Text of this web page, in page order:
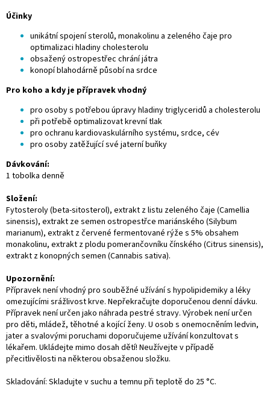
Účinky
unikátní spojení sterolů, monakolinu a zeleného čaje pro
optimalizaci hladiny cholesterolu
obsažený ostropestřec chrání játra
konopí blahodárně působí na srdce
Pro koho a kdy je přípravek vhodný
pro osoby s potřebou úpravy hladiny triglyceridů a cholesterolu
při potřebě optimalizovat krevní tlak
pro ochranu kardiovaskulárního systému, srdce, cév
pro osoby zatěžující své jaterní buňky
Dávkování:
1 tobolka denně
Složení:
Fytosteroly (beta-sitosterol), extrakt z listu zeleného čaje (Camellia
sinensis), extrakt ze semen ostropestřce mariánského (Silybum
marianum), extrakt z červené fermentované rýže s 5% obsahem
monakolinu, extrakt z plodu pomerančovníku čínského (Citrus sinensis),
extrakt z konopných semen (Cannabis sativa).
Upozornění:
Přípravek není vhodný pro souběžné užívání s hypolipidemiky a léky
omezujícími srážlivost krve. Nepřekračujte doporučenou denní dávku.
Přípravek není určen jako náhrada pestré stravy. Výrobek není určen
pro děti, mládež, těhotné a kojící ženy. U osob s onemocněním ledvin,
jater a svalovými poruchami doporučujeme užívání konzultovat s
lékařem. Ukládejte mimo dosah dětí! Neužívejte v případě
přecitlivělosti na některou obsaženou složku.
Skladování: Skladujte v suchu a temnu při teplotě do 25 °C.